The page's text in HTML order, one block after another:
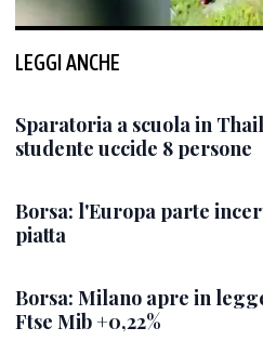
LEGGI ANCHE
Sparatoria a scuola in
studente uccide 8 persone
Borsa: l'Europa parte
piatta
Borsa: Milano apre in
Ftse Mib +0,22%